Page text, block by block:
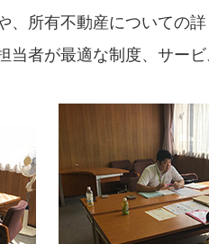
、所有不動産についての
当者が最適な制度、サービ